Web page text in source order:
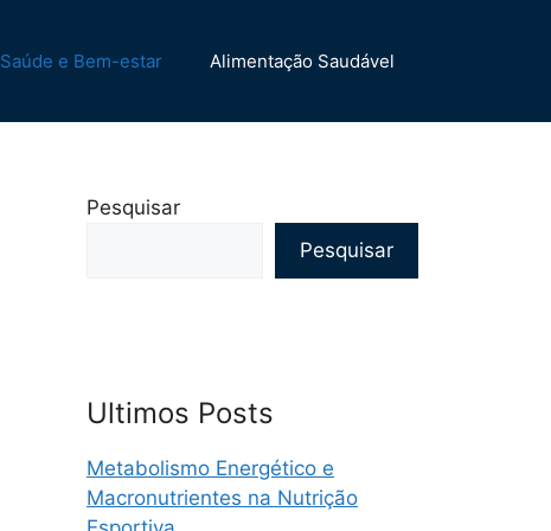
Saúde e Bem-estar Alimentação Saudável
Pesquisar
Pesquisar
Ultimos Posts
Metabolismo Energético e
Macronutrientes na Nutrição